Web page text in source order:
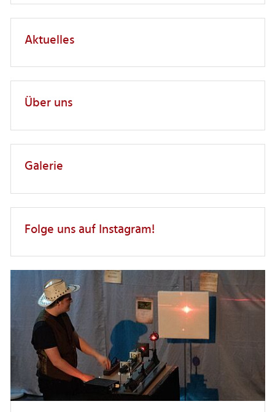
Aktuelles
Über uns
Galerie
Folge uns auf Instagram!